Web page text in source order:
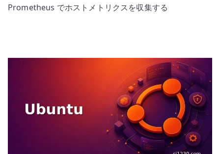
Prometheus でホストメトリクスを収集する